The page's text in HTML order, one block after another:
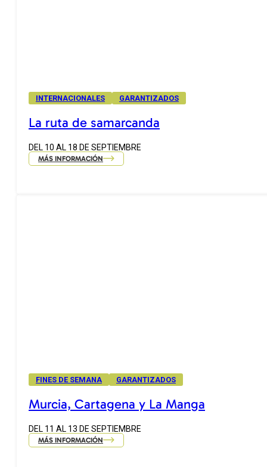
INTERNACIONALES GARANTIZADOS
La ruta de samarcanda
DEL 10 AL 18 DE SEPTIEMBRE
MÁS INFORMACIÓN
FINES DE SEMANA GARANTIZADOS
Murcia, Cartagena y La Manga
DEL 11 AL 13 DE SEPTIEMBRE
MÁS INFORMACIÓN